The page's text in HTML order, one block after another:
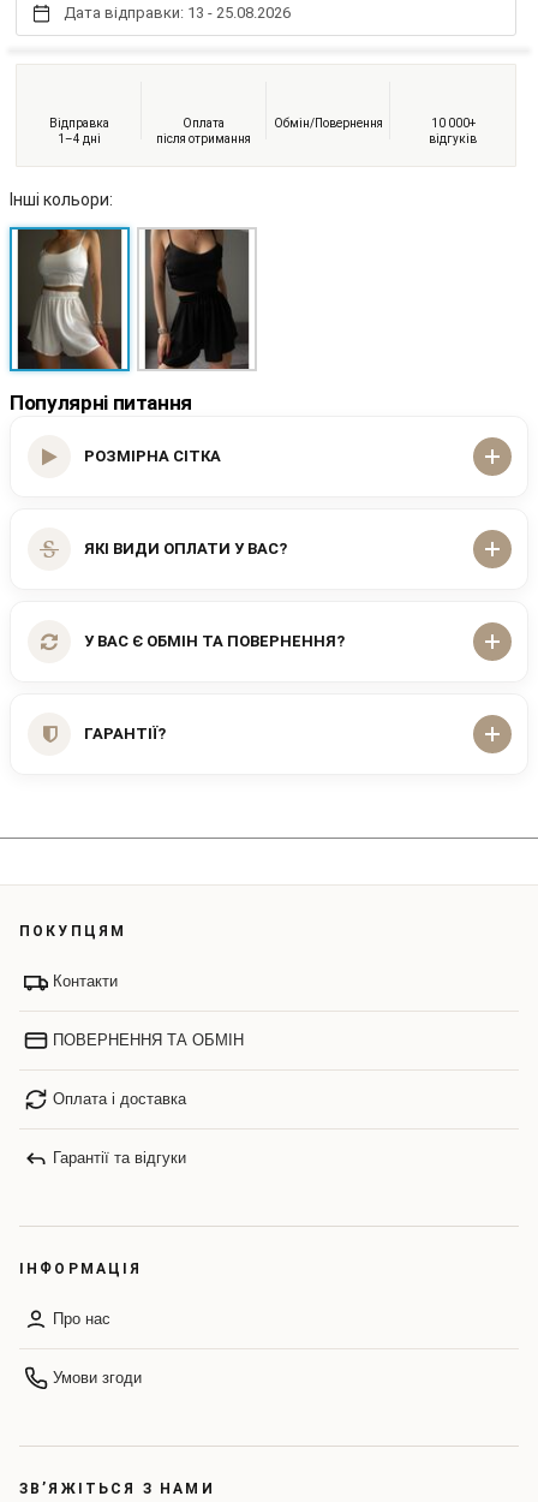
Дата відправки: 13 - 25.08.2026
Відправка
1–4 дні
Оплата
після отримання
Обмін/Повернення
10 000+
відгуків
Інші кольори:
Популярні питання
РОЗМІРНА СІТКА
ЯКІ ВИДИ ОПЛАТИ У ВАС?
У ВАС Є ОБМІН ТА ПОВЕРНЕННЯ?
ГАРАНТІЇ?
ПОКУПЦЯМ
Контакти
ПОВЕРНЕННЯ ТА ОБМІН
Оплата і доставка
Гарантії та відгуки
ІНФОРМАЦІЯ
Про нас
Умови згоди
ЗВ’ЯЖІТЬСЯ З НАМИ